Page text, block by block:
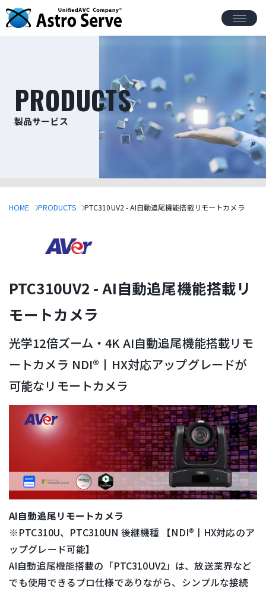
PRODUCTS
製品サービス
HOME PRODUCTS PTC310UV2 - AI自動追尾機能搭載リモートカメラ
PTC310UV2 - AI自動追尾機能搭載リ
モートカメラ
光学12倍ズーム・4K AI自動追尾機能搭載リモ
ートカメラ NDI®丨HX対応アップグレードが
可能なリモートカメラ
AI自動追尾リモートカメラ
※PTC310U、PTC310UN 後継機種 【NDI®丨HX対応のア
ップグレード可能】
AI自動追尾機能搭載の「PTC310UV2」は、放送業界など
でも使用できるプロ仕様でありながら、シンプルな接続